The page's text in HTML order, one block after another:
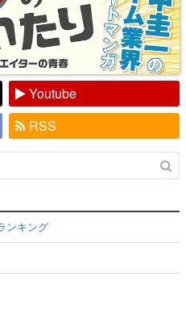
Youtube
RSS
ンキング